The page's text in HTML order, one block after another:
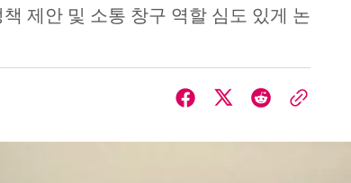
책 제안 및 소통 창구 역할 심도 있게 논